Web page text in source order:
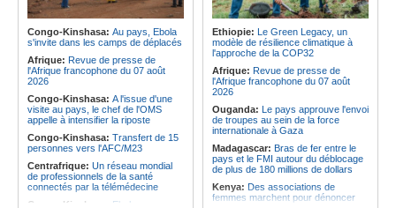
Afrique:La LSF salue le lancement
du premier ETF obligataire
souverain africain (USD) disponible
en Europe
Afrique: AfroBasket U18 (F) - Le
Sénégal craque au 3e quart-temps
et s'incline face à la Tunisie (44-43)
Angola:L'Assemblée nationale
approuve le rapport sur la
désignation des membres des
commissions électorales
Angola:Le pétrole brut Brent
s'échange à 79,21 $US
Congo-Kinshasa: Au pays, Ebola
s'invite dans les camps de déplacés
Afrique: Revue de presse de
l'Afrique francophone du 07 août
2026
Congo-Kinshasa: A l'issue d'une
visite au pays, le chef de l'OMS
appelle à intensifier la riposte
Congo-Kinshasa: Transfert de 15
personnes vers l'AFC/M23
Centrafrique: Un réseau mondial
de professionnels de la santé
connectés par la télémédecine
Congo-Kinshasa: Ebola au pays -
Ethiopie: Le Green Legacy, un
modèle de résilience climatique à
l'approche de la COP32
Afrique: Revue de presse de
l'Afrique francophone du 07 août
2026
Ouganda: Le pays approuve l'envoi
de troupes au sein de la force
internationale à Gaza
Madagascar: Bras de fer entre le
pays et le FMI autour du déblocage
de plus de 180 millions de dollars
Kenya: Des associations de
femmes marchent pour dénoncer